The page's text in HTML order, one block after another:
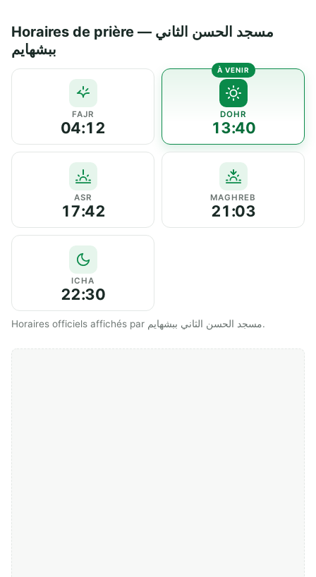
Horaires de prière — مسجد الحسن الثاني
ببشهايم
FAJR
04:12
DOHR
13:40
ASR
17:42
MAGHREB
21:03
ICHA
22:30
Horaires officiels affichés par مسجد الحسن الثاني ببشهايم.